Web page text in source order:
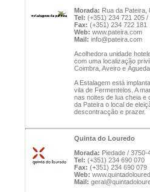
Morada: Rua da Pateira,
Tel: (+351) 234 721 205
Fax: (+351) 234 722 181
Web: www.pateira.com
Mail: info@pateira.com
Acolhedora unidade
com uma localização
Coimbra, Aveiro e
A Estalagem está
vila de Fermentelos. A
nas noites de lua cheia e
da Pateira o local de
descontracção e prazer.
Quinta do Louredo
Morada: Piedade / 3750-
Tel: (+351) 234 690 070
Fax: (+351) 234 690 079
Web:
Mail: